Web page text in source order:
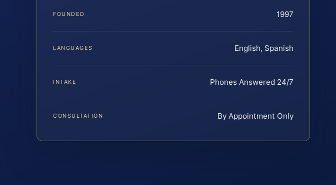
FOUNDED 1997
LANGUAGES English, Spanish
INTAKE Phones Answered 24/7
CONSULTATION By Appointment Only